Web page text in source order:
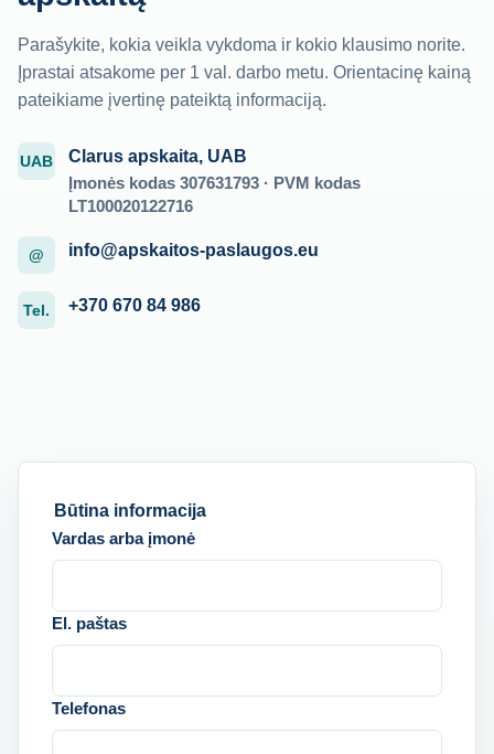
Parašykite, kokia veikla vykdoma ir kokio klausimo norite.
Įprastai atsakome per 1 val. darbo metu. Orientacinę kainą
pateikiame įvertinę pateiktą informaciją.
UAB Clarus apskaita, UAB
Įmonės kodas 307631793 · PVM kodas
LT100020122716
@ info@apskaitos-paslaugos.eu
Tel. +370 670 84 986
Būtina informacija
Vardas arba įmonė
El. paštas
Telefonas